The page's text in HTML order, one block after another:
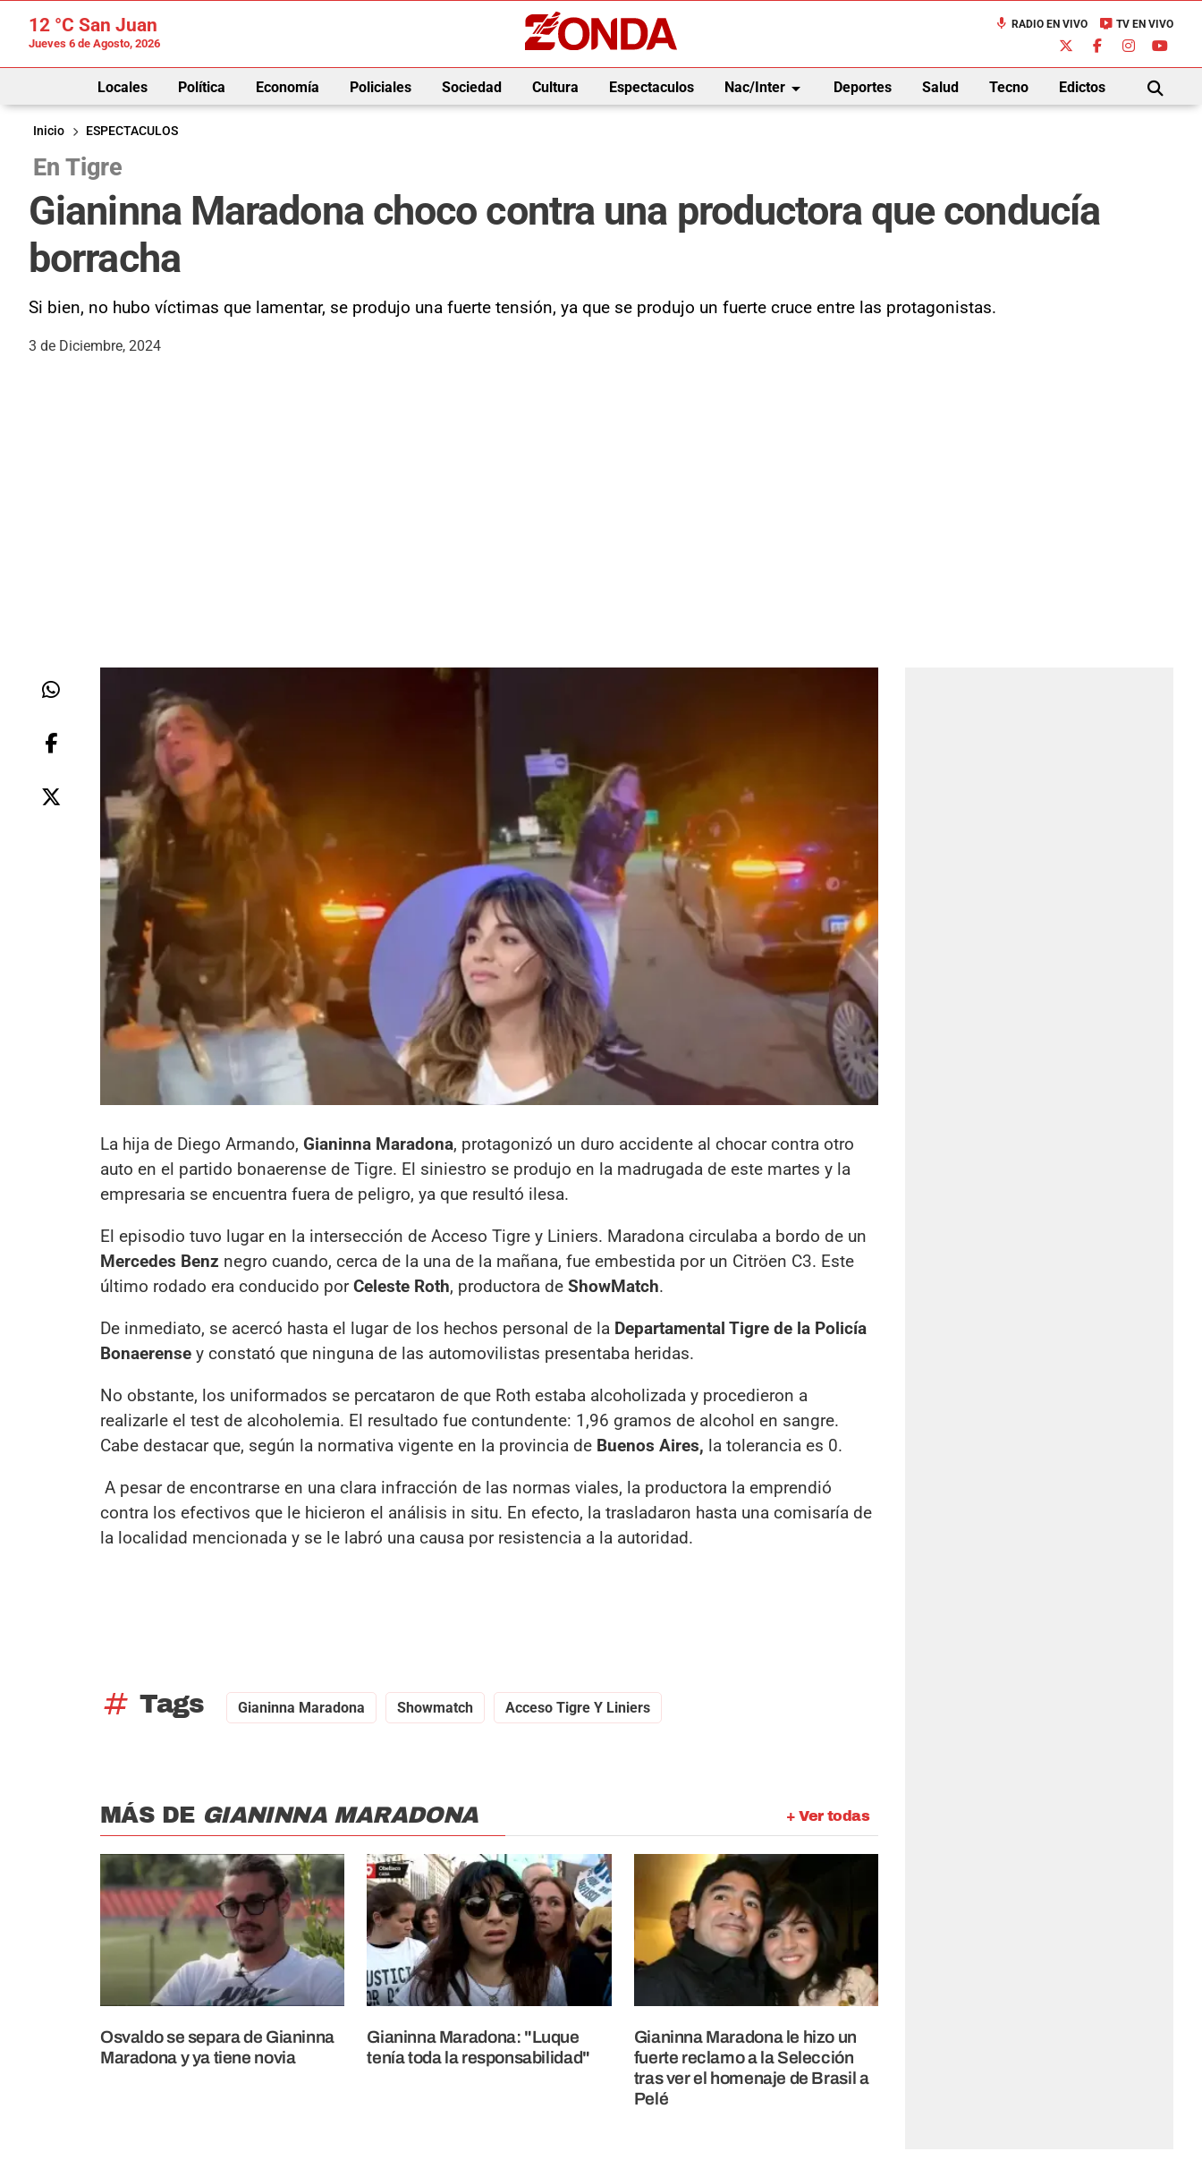
12 °C San Juan
Jueves 6 de Agosto, 2026
mic RADIO EN VIVO live_tv TV EN VIVO
Locales Política Economía Policiales Sociedad Cultura Espectaculos Nac/Interarrow_drop_down Deportes Salud Tecno Edictos
BUSCAR
Inicio
ESPECTACULOS
En Tigre
Gianinna Maradona choco contra una productora que conducía
borracha
Si bien, no hubo víctimas que lamentar, se produjo una fuerte tensión, ya que se produjo un fuerte cruce entre las protagonistas.
3 de Diciembre, 2024
La hija de Diego Armando, Gianinna Maradona, protagonizó un duro accidente al chocar contra otro
auto en el partido bonaerense de Tigre. El siniestro se produjo en la madrugada de este martes y la
empresaria se encuentra fuera de peligro, ya que resultó ilesa.
El episodio tuvo lugar en la intersección de Acceso Tigre y Liniers. Maradona circulaba a bordo de un
Mercedes Benz negro cuando, cerca de la una de la mañana, fue embestida por un Citröen C3. Este
último rodado era conducido porCeleste Roth, productora de ShowMatch.
De inmediato, se acercó hasta el lugar de los hechos personal de la Departamental Tigre de la Policía
Bonaerense y constató que ninguna de las automovilistas presentaba heridas.
No obstante, los uniformados se percataron de que Roth estaba alcoholizada y procedieron a
realizarle el test de alcoholemia. El resultado fue contundente: 1,96 gramos de alcohol en sangre.
Cabe destacar que, según la normativa vigente en la provincia de Buenos Aires, la tolerancia es 0.
A pesar de encontrarse en una clara infracción de las normas viales, la productora la emprendió
contra los efectivos que le hicieron el análisis in situ. En efecto, la trasladaron hasta una comisaría de
la localidad mencionada y se le labró una causa por resistencia a la autoridad.
tag Tags Gianinna Maradona Showmatch Acceso Tigre Y Liniers
+ Ver todas
MÁS DE GIANINNA MARADONA
Osvaldo se separa de Gianinna
Maradona y ya tiene novia
Gianinna Maradona: "Luque
tenía toda la responsabilidad"
Gianinna Maradona le hizo un
fuerte reclamo a la Selección
tras ver el homenaje de Brasil a
Pelé